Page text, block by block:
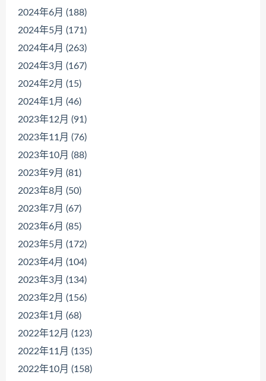
2024年6月 (188)
2024年5月 (171)
2024年4月 (263)
2024年3月 (167)
2024年2月 (15)
2024年1月 (46)
2023年12月 (91)
2023年11月 (76)
2023年10月 (88)
2023年9月 (81)
2023年8月 (50)
2023年7月 (67)
2023年6月 (85)
2023年5月 (172)
2023年4月 (104)
2023年3月 (134)
2023年2月 (156)
2023年1月 (68)
2022年12月 (123)
2022年11月 (135)
2022年10月 (158)